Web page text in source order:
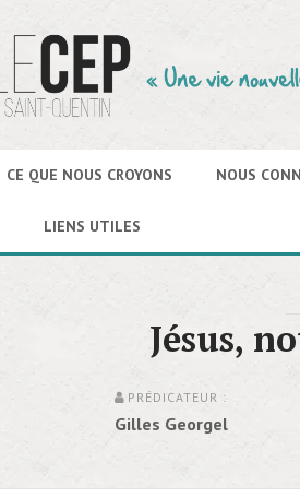
CE QUE NOUS CROYONS NOUS
LIENS UTILES
Jésus,
PRÉDICATEUR :
Gilles Georgel